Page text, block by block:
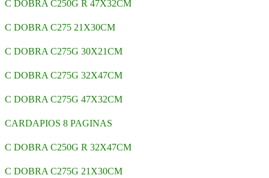
C DOBRA C250G R 47X32CM
C DOBRA C275 21X30CM
C DOBRA C275G 30X21CM
C DOBRA C275G 32X47CM
C DOBRA C275G 47X32CM
CARDAPIOS 8 PAGINAS
C DOBRA C250G R 32X47CM
C DOBRA C275G 21X30CM